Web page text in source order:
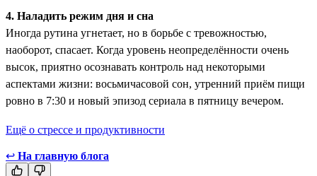
4. Наладить режим дня и сна
Иногда рутина угнетает, но в борьбе с тревожностью,
наоборот, спасает. Когда уровень неопределённости очень
высок, приятно осознавать контроль над некоторыми
аспектами жизни: восьмичасовой сон, утренний приём пищи
ровно в 7:30 и новый эпизод сериала в пятницу вечером.
Ещё о стрессе и продуктивности
↩ На главную блога